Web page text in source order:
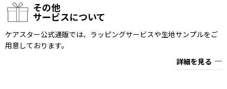
その他
サービスについて
ケアスター公式通販では、ラッピングサービスや生地サンプルをご
用意しております。
詳細を見る